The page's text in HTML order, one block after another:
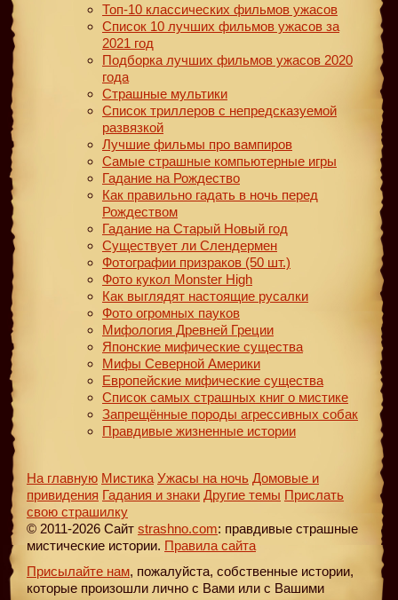
Топ-10 классических фильмов ужасов
Список 10 лучших фильмов ужасов за
2021 год
Подборка лучших фильмов ужасов 2020
года
Страшные мультики
Список триллеров с непредсказуемой
развязкой
Лучшие фильмы про вампиров
Самые страшные компьютерные игры
Гадание на Рождество
Как правильно гадать в ночь перед
Рождеством
Гадание на Старый Новый год
Существует ли Слендермен
Фотографии призраков (50 шт.)
Фото кукол Monster High
Как выглядят настоящие русалки
Фото огромных пауков
Мифология Древней Греции
Японские мифические существа
Мифы Северной Америки
Европейские мифические существа
Список самых страшных книг о мистике
Запрещённые породы агрессивных собак
Правдивые жизненные истории
На главную Мистика Ужасы на ночь Домовые и
привидения Гадания и знаки Другие темы Прислать
свою страшилку
© 2011-2026 Сайт strashno.com: правдивые страшные
мистические истории. Правила сайта
Присылайте нам, пожалуйста, собственные истории,
которые произошли лично с Вами или с Вашими